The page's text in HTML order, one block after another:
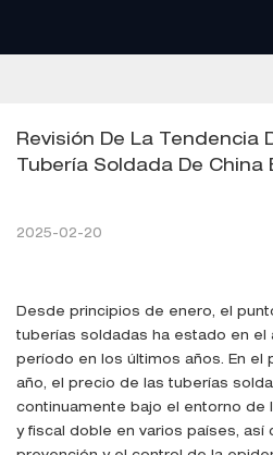
Revisión De La Tendencia
Tubería Soldada De China
2025-02-20
Desde principios de enero, el
tuberías soldadas ha estado en el
período en los últimos años. En
año, el precio de las tuberías
continuamente bajo el entorno de
y fiscal doble en varios países,